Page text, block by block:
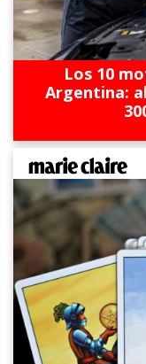
Los 10
Argentina: